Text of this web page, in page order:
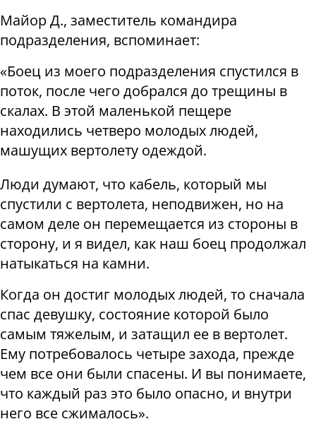
Майор Д., заместитель командира
подразделения, вспоминает:
«Боец из моего подразделения спустился в
поток, после чего добрался до трещины в
скалах. В этой маленькой пещере
находились четверо молодых людей,
машущих вертолету одеждой.
Люди думают, что кабель, который мы
спустили с вертолета, неподвижен, но на
самом деле он перемещается из стороны в
сторону, и я видел, как наш боец продолжал
натыкаться на камни.
Когда он достиг молодых людей, то сначала
спас девушку, состояние которой было
самым тяжелым, и затащил ее в вертолет.
Ему потребовалось четыре захода, прежде
чем все они были спасены. И вы понимаете,
что каждый раз это было опасно, и внутри
него все сжималось».